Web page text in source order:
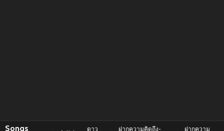
Songs ดาว ฝากความคิดถึง- ฝากความ